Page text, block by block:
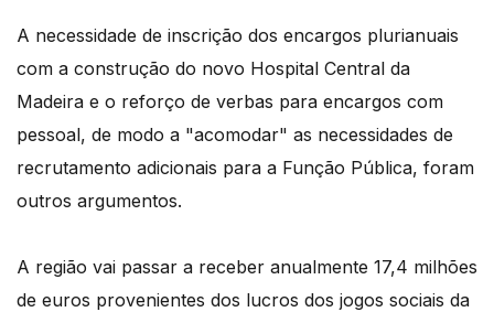
A necessidade de inscrição dos encargos plurianuais
com a construção do novo Hospital Central da
Madeira e o reforço de verbas para encargos com
pessoal, de modo a "acomodar" as necessidades de
recrutamento adicionais para a Função Pública, foram
outros argumentos.
A região vai passar a receber anualmente 17,4 milhões
de euros provenientes dos lucros dos jogos sociais da